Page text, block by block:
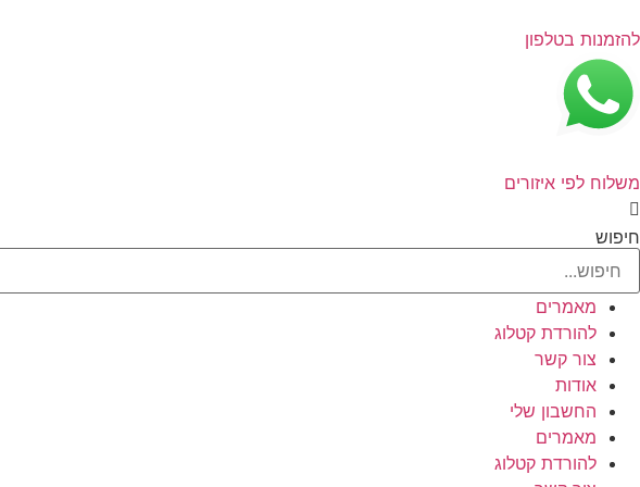
לתוכן
להזמנות בטלפון
משלוח לפי איזורים
חיפוש
מאמרים
להורדת קטלוג
צור קשר
אודות
החשבון שלי
מאמרים
להורדת קטלוג